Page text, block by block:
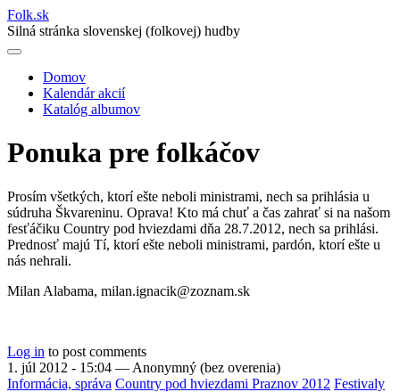
Folk.sk
Silná stránka slovenskej (folkovej) hudby
Main
navigation
Domov
Kalendár akcií
Katalóg albumov
Ponuka pre folkáčov
Prosím všetkých, ktorí ešte neboli ministrami, nech sa prihlásia u
súdruha Škvareninu. Oprava! Kto má chuť a čas zahrať si na našom
fesťáčiku Country pod hviezdami dňa 28.7.2012, nech sa prihlási.
Prednosť majú Tí, ktorí ešte neboli ministrami, pardón, ktorí ešte u
nás nehrali.
Milan Alabama, milan.ignacik@zoznam.sk
Log in to post comments
1. júl 2012 - 15:04 — Anonymný (bez overenia)
Informácia, správa Country pod hviezdami Praznov 2012 Festivaly